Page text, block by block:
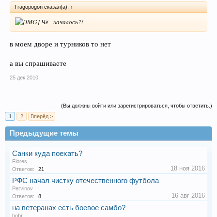
Tragopogon сказал(а): ↑
Чё - началось?!
в моем дворе и турников то нет
а вы спрашиваете
25 дек 2010
(Вы должны войти или зарегистрироваться, чтобы ответить.)
1
2 Вперёд >
Предыдущие темы
Санки куда поехать?
Flores
Ответов:
21 18 ноя 2016
РФС начал чистку отечественного футбола
Pervinov
Ответов:
8 16 авг 2016
на ветеранах есть боевое самбо?
bobr